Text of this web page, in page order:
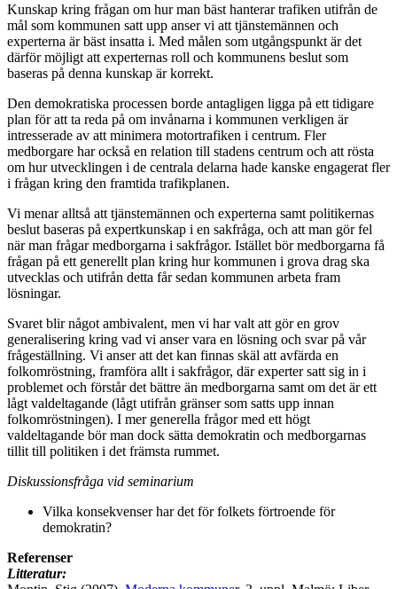
Kunskap kring frågan om hur man bäst hanterar trafiken utifrån de
mål som kommunen satt upp anser vi att tjänstemännen och
experterna är bäst insatta i. Med målen som utgångspunkt är det
därför möjligt att experternas roll och kommunens beslut som
baseras på denna kunskap är korrekt.
Den demokratiska processen borde antagligen ligga på ett tidigare
plan för att ta reda på om invånarna i kommunen verkligen är
intresserade av att minimera motortrafiken i centrum. Fler
medborgare har också en relation till stadens centrum och att rösta
om hur utvecklingen i de centrala delarna hade kanske engagerat fler
i frågan kring den framtida trafikplanen.
Vi menar alltså att tjänstemännen och experterna samt politikernas
beslut baseras på expertkunskap i en sakfråga, och att man gör fel
när man frågar medborgarna i sakfrågor. Istället bör medborgarna få
frågan på ett generellt plan kring hur kommunen i grova drag ska
utvecklas och utifrån detta får sedan kommunen arbeta fram
lösningar.
Svaret blir något ambivalent, men vi har valt att gör en grov
generalisering kring vad vi anser vara en lösning och svar på vår
frågeställning. Vi anser att det kan finnas skäl att avfärda en
folkomröstning, framföra allt i sakfrågor, där experter satt sig in i
problemet och förstår det bättre än medborgarna samt om det är ett
lågt valdeltagande (lågt utifrån gränser som satts upp innan
folkomröstningen). I mer generella frågor med ett högt
valdeltagande bör man dock sätta demokratin och medborgarnas
tillit till politiken i det främsta rummet.
Diskussionsfråga vid seminarium
Vilka konsekvenser har det för folkets förtroende för
demokratin?
Referenser
Litteratur: